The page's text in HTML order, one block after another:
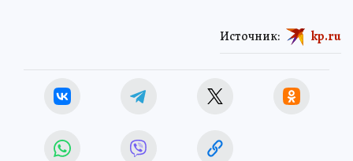
Источник: kp.ru